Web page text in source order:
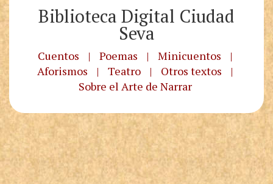
Biblioteca Digital Ciudad
Seva
Cuentos | Poemas | Minicuentos
|
Aforismos
| Teatro | Otros textos
|
Sobre el Arte de Narrar